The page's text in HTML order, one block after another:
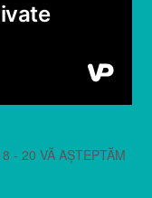
- 20 VĂ AȘTEPTĂM